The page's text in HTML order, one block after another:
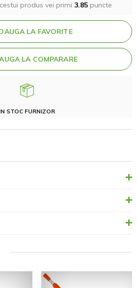
produs vei primi 3.85 puncte
LA FAVORITE
LA COMPARARE
IN STOC FURNIZOR